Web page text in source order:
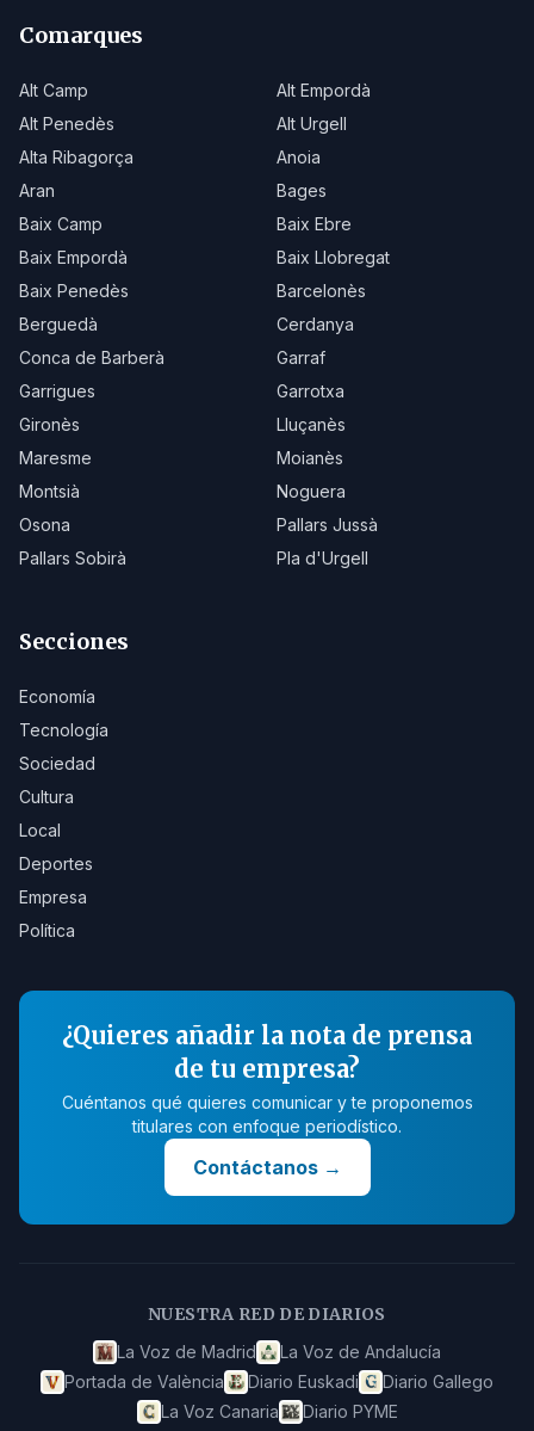
Comarques
Alt Camp
Alt Empordà
Alt Penedès
Alt Urgell
Alta Ribagorça
Anoia
Aran
Bages
Baix Camp
Baix Ebre
Baix Empordà
Baix Llobregat
Baix Penedès
Barcelonès
Berguedà
Cerdanya
Conca de Barberà
Garraf
Garrigues
Garrotxa
Gironès
Lluçanès
Maresme
Moianès
Montsià
Noguera
Osona
Pallars Jussà
Pallars Sobirà
Pla d'Urgell
Secciones
Economía
Tecnología
Sociedad
Cultura
Local
Deportes
Empresa
Política
¿Quieres añadir la nota de prensa
de tu empresa?
Cuéntanos qué quieres comunicar y te proponemos
titulares con enfoque periodístico.
Contáctanos→
NUESTRA RED DE DIARIOS
La Voz de Madrid
La Voz de Andalucía
Portada de València
Diario Euskadi
Diario Gallego
La Voz Canaria
Diario PYME